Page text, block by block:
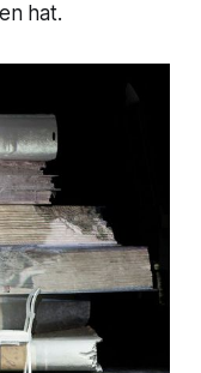
hat.